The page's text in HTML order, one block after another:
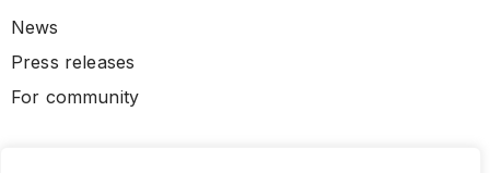
News
Press releases
For community